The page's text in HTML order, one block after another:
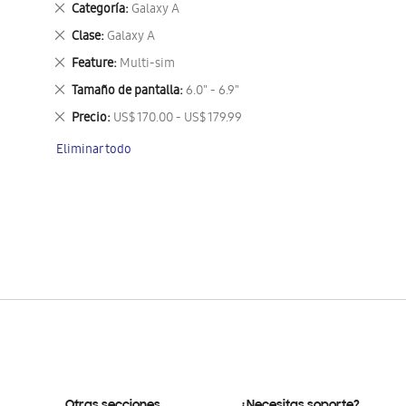
Categoría Galaxy A
Eliminar
este
artículo
Clase Galaxy A
Eliminar
este
artículo
Feature Multi-sim
Eliminar
este
artículo
Tamaño de pantalla 6.0" - 6.9"
Eliminar
este
artículo
Precio US$ 170.00 - US$ 179.99
Eliminar
artículo
Eliminar todo